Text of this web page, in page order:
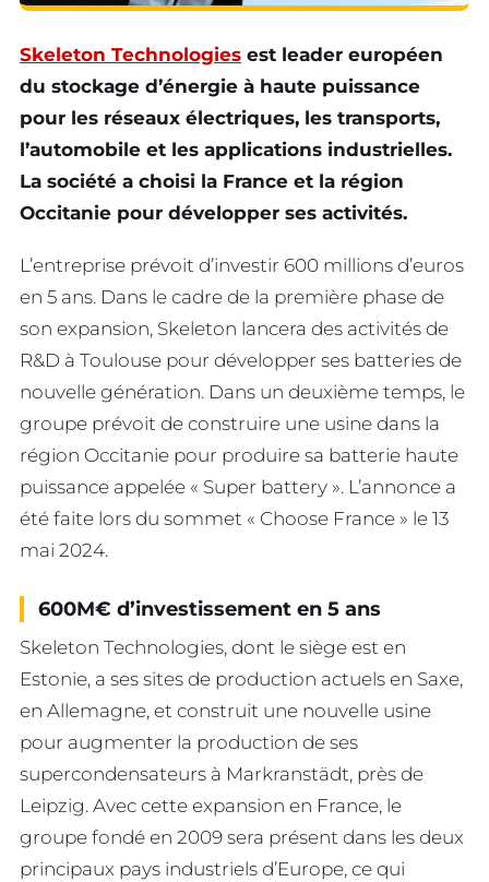
Skeleton Technologies est leader européen
du stockage d’énergie à haute puissance
pour les réseaux électriques, les transports,
l’automobile et les applications industrielles.
La société a choisi la France et la région
Occitanie pour développer ses activités.
L’entreprise prévoit d’investir 600 millions d’euros
en 5 ans. Dans le cadre de la première phase de
son expansion, Skeleton lancera des activités de
R&D à Toulouse pour développer ses batteries de
nouvelle génération. Dans un deuxième temps, le
groupe prévoit de construire une usine dans la
région Occitanie pour produire sa batterie haute
puissance appelée « Super battery ». L’annonce a
été faite lors du sommet « Choose France » le 13
mai 2024.
600M€ d’investissement en 5 ans
Skeleton Technologies, dont le siège est en
Estonie, a ses sites de production actuels en Saxe,
en Allemagne, et construit une nouvelle usine
pour augmenter la production de ses
supercondensateurs à Markranstädt, près de
Leipzig. Avec cette expansion en France, le
groupe fondé en 2009 sera présent dans les deux
principaux pays industriels d’Europe, ce qui